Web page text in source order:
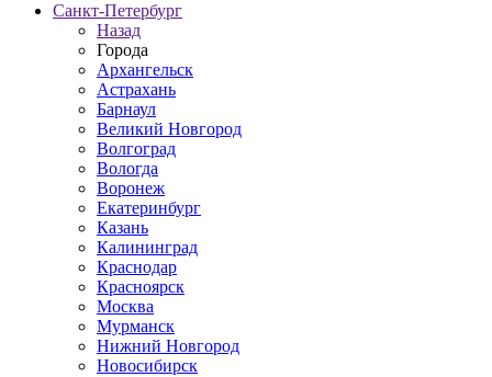
Санкт-Петербург
Назад
Города
Архангельск
Астрахань
Барнаул
Великий Новгород
Волгоград
Вологда
Воронеж
Екатеринбург
Казань
Калининград
Краснодар
Красноярск
Москва
Мурманск
Нижний Новгород
Новосибирск